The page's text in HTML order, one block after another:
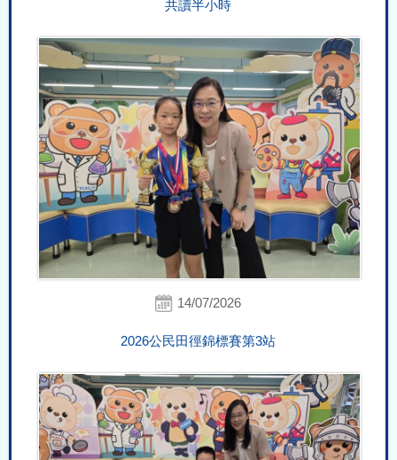
共讀半小時
14/07/2026
2026公民田徑錦標賽第3站